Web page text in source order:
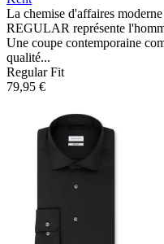
La chemise d'affaires
REGULAR représente
Une coupe contemporaine
qualité...
Regular Fit
79,95 €